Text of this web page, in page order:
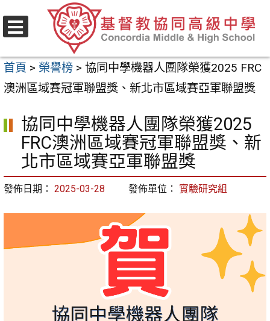
至
要
內
區
首頁 > 榮譽榜 > 協同中學機器人團隊榮獲2025 FRC
澳洲區域賽冠軍聯盟獎、新北市區域賽亞軍聯盟獎
協同中學機器人團隊榮獲2025
FRC澳洲區域賽冠軍聯盟獎、新
北市區域賽亞軍聯盟獎
發佈日期： 2025-03-28 發佈單位： 實驗研究組
選
單